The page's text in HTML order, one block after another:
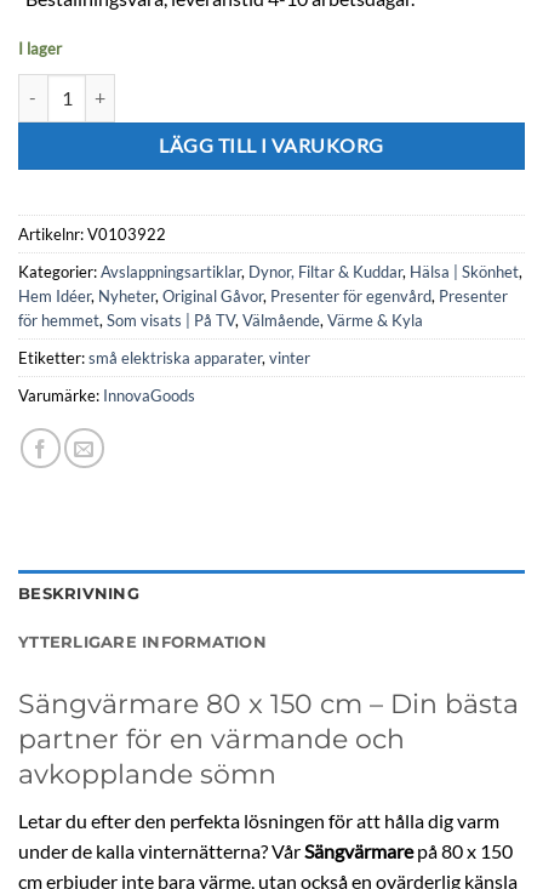
I lager
LÄGG TILL I VARUKORG
Artikelnr:V0103922
Kategorier:Avslappningsartiklar, Dynor, Filtar & Kuddar, Hälsa | Skönhet,
Hem Idéer, Nyheter, Original Gåvor, Presenter för egenvård, Presenter
för hemmet, Som visats | På TV, Välmående, Värme & Kyla
Etiketter:små elektriska apparater, vinter
Varumärke: InnovaGoods
BESKRIVNING
YTTERLIGARE INFORMATION
Sängvärmare 80 x 150 cm – Din bästa
partner för en värmande och
avkopplande sömn
Letar du efter den perfekta lösningen för att hålla dig varm
under de kalla vinternätterna? VårSängvärmarepå 80 x 150
cm erbjuder inte bara värme, utan också en ovärderlig känsla